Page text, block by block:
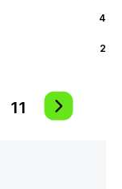
4
2
11